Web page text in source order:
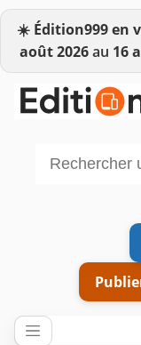
☀️ Édition999 en
août 2026au 16